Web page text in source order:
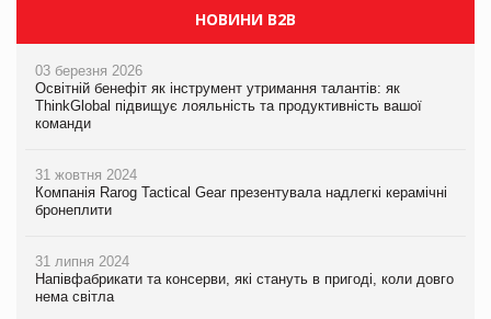
НОВИНИ B2B
03 березня 2026
Освітній бенефіт як інструмент утримання талантів: як
ThinkGlobal підвищує лояльність та продуктивність вашої
команди
31 жовтня 2024
Компанія Rarog Tactical Gear презентувала надлегкі керамічні
бронеплити
31 липня 2024
Напівфабрикати та консерви, які стануть в пригоді, коли довго
нема світла